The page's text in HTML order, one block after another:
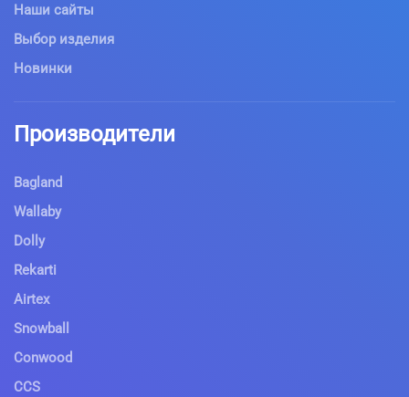
Наши сайты
Выбор изделия
Новинки
Производители
Bagland
Wallaby
Dolly
Rekarti
Airtex
Snowball
Conwood
CCS